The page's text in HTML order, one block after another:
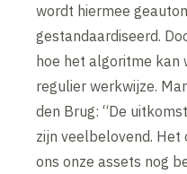
wordt hiermee
gestandaardiseerd.
hoe het algoritme kan
regulier werkwijze.
den Brug: “De
zijn veelbelovend.
ons onze assets nog